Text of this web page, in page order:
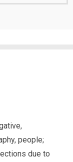
people;
due to